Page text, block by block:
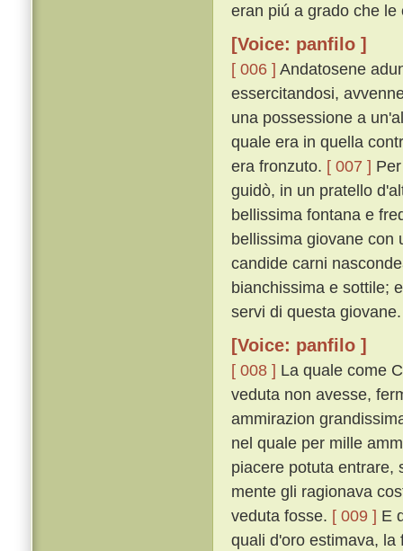
eran piú a grado che le
[Voice: panfilo ]
[ 006 ] Andatosene
essercitandosi,
una possessione a
quale era in quella
era fronzuto. [ 007 ]
guidò, in un pratello
bellissima fontana e
bellissima giovane con
candide carni
bianchissima e sottile;
servi di questa giovane.
[Voice: panfilo ]
[ 008 ] La quale come
veduta non avesse,
ammirazion
nel quale per mille
piacere potuta entrare,
mente gli ragionava
veduta fosse. [ 009 ] E
quali d'oro estimava,